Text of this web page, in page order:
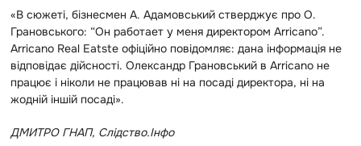
«В сюжеті, бізнесмен А. Адамовський стверджує про О.
Грановського: “Он работает у меня директором Arricano”.
Arricano Real Eatste офіційно повідомляє: дана інформація не
відповідає дійсності. Олександр Грановський в Arricano не
працює і ніколи не працював ні на посаді директора, ні на
жодній іншій посаді».
ДМИТРО ГНАП, Слідство.Інфо